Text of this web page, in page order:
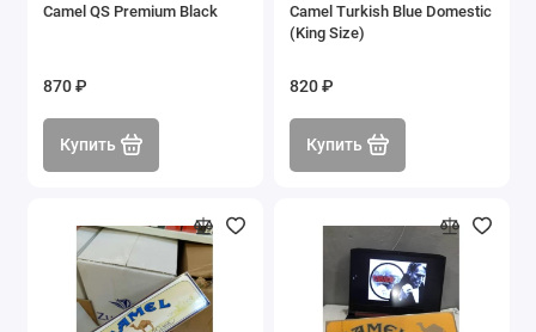
Camel QS Premium Black️
870 ₽
Купить
Camel Turkish Blue Domestic
(King Size)
820 ₽
Купить